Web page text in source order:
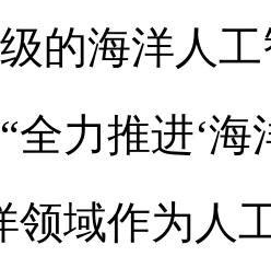
的海洋人
全力推进‘
领域作为人